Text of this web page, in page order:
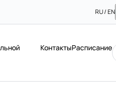
RU / EN
КонтактыРасписание